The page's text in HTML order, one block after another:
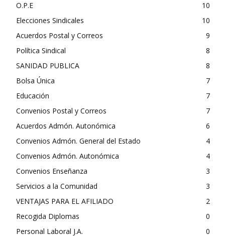
O.P.E
10
Elecciones Sindicales
10
Acuerdos Postal y Correos
9
Política Sindical
8
SANIDAD PUBLICA
8
Bolsa Única
7
Educación
7
Convenios Postal y Correos
7
Acuerdos Admón. Autonómica
6
Convenios Admón. General del Estado
4
Convenios Admón. Autonómica
4
Convenios Enseñanza
3
Servicios a la Comunidad
3
VENTAJAS PARA EL AFILIADO
2
Recogida Diplomas
0
Personal Laboral J.A.
0